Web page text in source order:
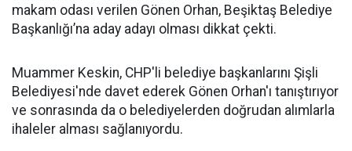
makam odası verilen Gönen Orhan, Beşiktaş Belediye
Başkanlığı’na aday adayı olması dikkat çekti.
Muammer Keskin, CHP'li belediye başkanlarını Şişli
Belediyesi'nde davet ederek Gönen Orhan'ı tanıştırıyor
ve sonrasında da o belediyelerden doğrudan alımlarla
ihaleler alması sağlanıyordu.